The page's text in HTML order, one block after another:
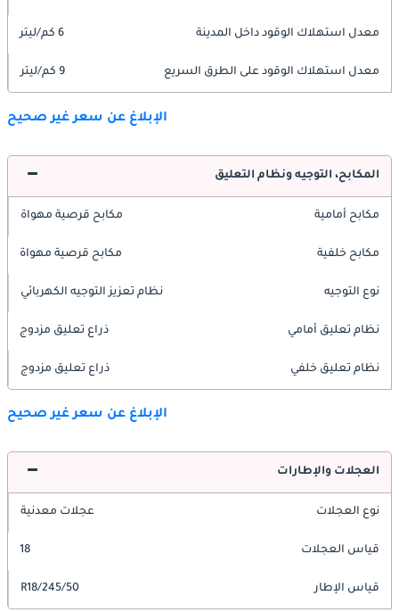
معدل استهلاك الوقود داخل المدينة 6 كم/ليتر
معدل استهلاك الوقود على الطرق السريع 9 كم/ليتر
الإبلاغ عن سعر غير صحيح
المكابح، التوجيه ونظام التعليق
مكابح أمامية مكابح قرصية مهواة
مكابح خلفية مكابح قرصية مهواة
نوع التوجيه نظام تعزيز التوجيه الكهربائي
نظام تعليق أمامي ذراع تعليق مزدوج
نظام تعليق خلفي ذراع تعليق مزدوج
الإبلاغ عن سعر غير صحيح
العجلات والإطارات
نوع العجلات عجلات معدنية
قياس العجلات 18
قياس الإطار 245/50/R18